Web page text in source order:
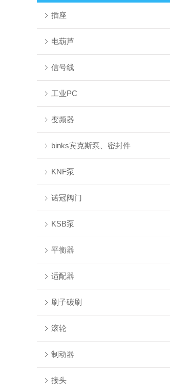
插座
电葫芦
信号线
工业PC
变频器
binks宾克斯泵、密封件
KNF泵
诺冠阀门
KSB泵
平衡器
适配器
刷子碳刷
滚轮
制动器
接头